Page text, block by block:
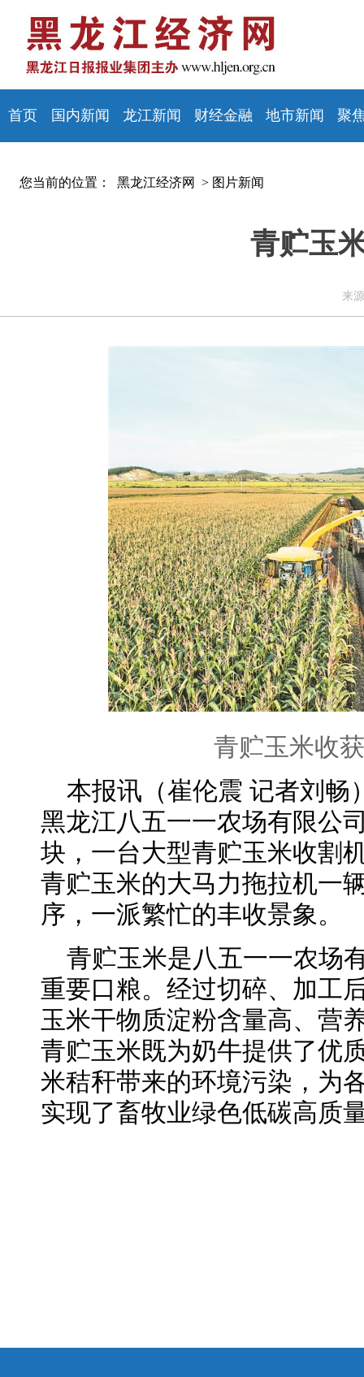
首页 国内新闻 龙江新闻 财经金融 地市新闻 聚
您当前的位置： 黑龙江经济网 > 图片新闻
青贮玉
来
青贮玉米收
本报讯（崔伦震 记者刘畅
黑龙江八五一一农场有限公
块，一台大型青贮玉米收割
青贮玉米的大马力拖拉机一
序，一派繁忙的丰收景象。
青贮玉米是八五一一农场
重要口粮。经过切碎、加工
玉米干物质淀粉含量高、营
青贮玉米既为奶牛提供了优
米秸秆带来的环境污染，为
实现了畜牧业绿色低碳高质